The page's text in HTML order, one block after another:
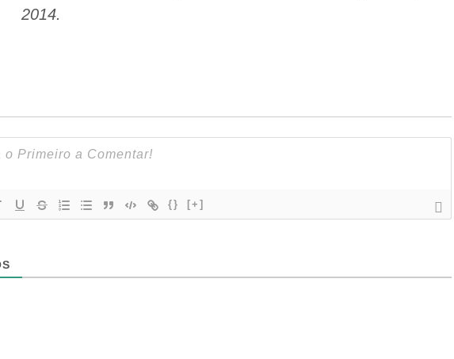
2014.
{} [+]